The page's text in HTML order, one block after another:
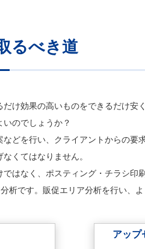
るべき道
け効果の高いものをできるだけ
のでしょうか？
どを行い、クライアントからの要
くてはなりません。
はなく、ポスティング・チラシ印
析です。販促エリア分析を行い、
アッ